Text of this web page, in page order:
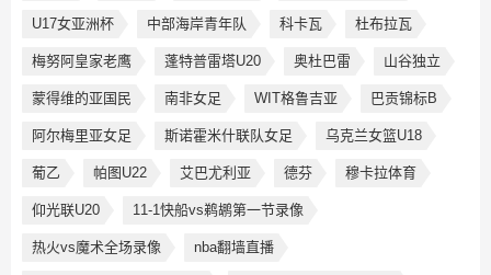
U17女亚洲杯 中部海岸青年队 科卡瓦 杜布拉瓦
梅努阿皇家老鹰 蓬特普雷塔U20 奥杜巴雷 山谷独立
蒙得维的亚国民 南非女足 WIT格鲁吉亚 巴贡锦标B
阿尔梅里亚女足 斯诺霍米什联队女足 乌克兰女篮U18
葡乙 帕图U22 艾巴尤利亚 德芬 穆卡拉体育
仰光联U20 11-1快船vs鹈鹕第一节录像
热火vs魔术全场录像 nba翻墙直播